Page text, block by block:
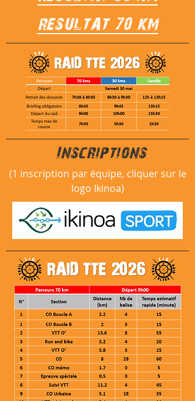
RESULTAT 70 KM
Inscriptions
(1 inscription par équipe, cliquer sur le
logo Ikinoa)